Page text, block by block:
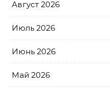
Август 2026
Июль 2026
Июнь 2026
Май 2026